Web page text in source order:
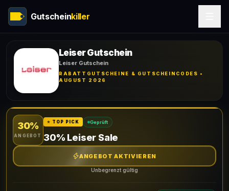
Gutscheinkiller
Leiser Gutschein
Leiser Gutschein
RABATTGUTSCHEINE & GUTSCHEINCODES •
AUGUST 2026
30%
ANGEBOT
⭐ TOP PICK Geprüft
30% Leiser Sale
ANGEBOT AKTIVIEREN
Unbegrenzt gültig